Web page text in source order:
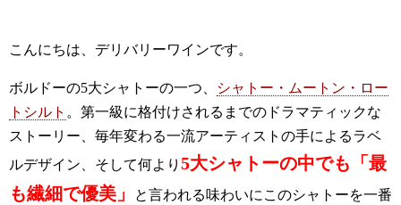
こんにちは、デリバリーワインです。
ボルドーの5大シャトーの一つ、
シャトー・ムートン・ロー
トシルト 。第一級に格付けされるまでのドラマティックな
ストーリー、毎年変わる一流アーティストの手によるラベ
ルデザイン、そして何より 5大シャトーの中でも「最
も繊細で優美」
と言われる味わいにこのシャトーを一番